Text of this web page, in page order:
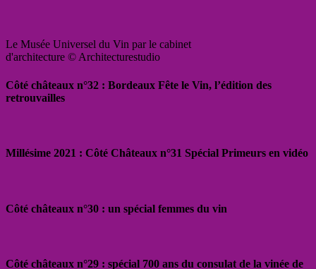
Le Musée Universel du Vin par le cabinet
d'architecture © Architecturestudio
Côté châteaux n°32 : Bordeaux Fête le Vin, l’édition des
retrouvailles
Millésime 2021 : Côté Châteaux n°31 Spécial Primeurs en vidéo
Côté châteaux n°30 : un spécial femmes du vin
Côté châteaux n°29 : spécial 700 ans du consulat de la vinée de